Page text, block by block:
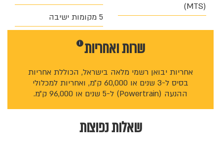
(MTS)
5 מקומות ישיבה
שרות ואחריות i
אחריות יבואן רשמי מלאה בישראל, הכוללת אחריות
בסיס ל-3 שנים או 60,000 ק״מ, ואחריות למכלולי
ההנעה (Powertrain) ל-5 שנים או 96,000 ק״מ.
שאלות נפוצות